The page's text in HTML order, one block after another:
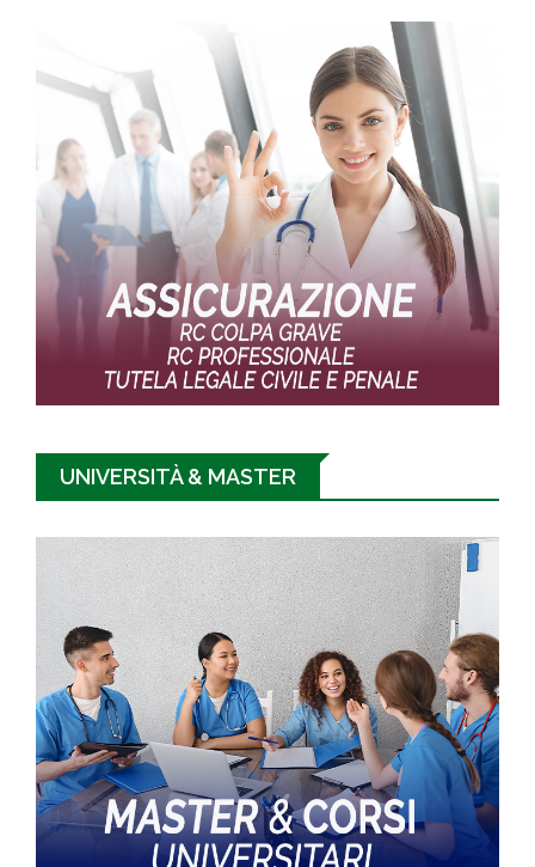
UNIVERSITÀ & MASTER